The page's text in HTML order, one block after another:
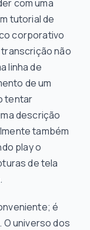
com uma
tutorial de
corporativo
não
linha de
de um
tentar
descrição
também
play o
de tela
é
O universo dos